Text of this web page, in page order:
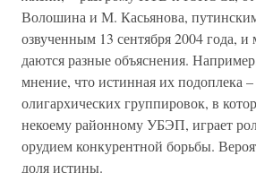
Волошина и М. Касьянова,
озвученным 13 сентября 2004 года,
даются разные объяснения.
мнение, что истинная их подоплека
олигархических группировок, в
некоему районному УБЭП, играет
орудием конкурентной борьбы.
доля истины.